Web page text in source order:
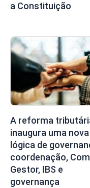
a Constituição
A reforma
inaugura uma nova
lógica de
coordenação,
Gestor, IBS e
governança